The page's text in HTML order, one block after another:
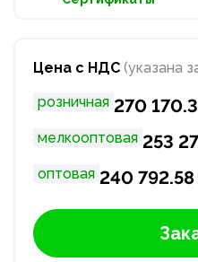
Цена с НДС (указана
розничная 270
мелкооптовая 253
оптовая 240 792.58